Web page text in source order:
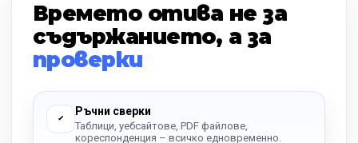
Времето отива не за
съдържанието, а за
проверки
Ръчни сверки
Таблици, уебсайтове, PDF файлове,
кореспонденция – всичко едновременно.